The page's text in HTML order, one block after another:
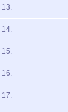
13.
14.
15.
16.
17.